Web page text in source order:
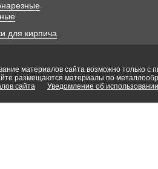
для кирпича
материалов сайта возможно только с
размещаются материалы по
сайта
Уведомление об